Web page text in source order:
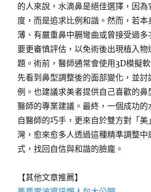
的人來說，水滴鼻是絕佳選擇，因為
度，而是追求比例和諧。然而，若本
薄、有嚴重鼻中膈彎曲或曾接受過多
要更審慎評估，以免術後出現植入物
題。術前，醫師通常會使用3D模擬
先看到鼻型調整後的面部變化，並
例。也建議求美者提供自己喜歡的鼻
醫師的專業建議。最終，一個成功的
自醫師的巧手，更來自於雙方對「美
灣，愈來愈多人透過這種精準調整中
式，找回自信與和諧的臉龐。
【其他文章推薦】